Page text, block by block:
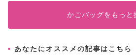
かごバッグをもっと
あなたにオススメの記事はこちら